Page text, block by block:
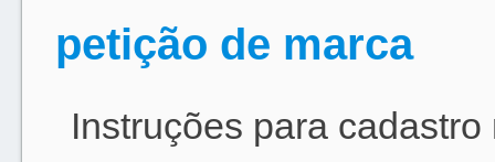
petição de marca
Instruções para